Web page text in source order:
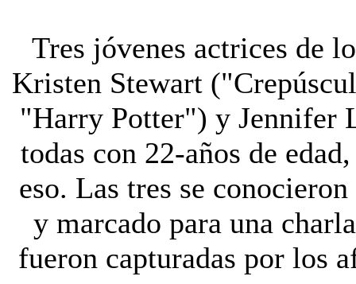
Tres jóvenes actrices de
Kristen Stewart
"Harry Potter") y Jennifer
todas con 22-años de
eso. Las tres se
y marcado para una
fueron capturadas por los